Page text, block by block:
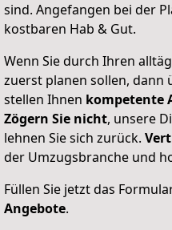
sind. Angefangen bei der
kostbaren Hab & Gut.
Wenn Sie durch Ihren
zuerst planen sollen, dann
stellen Ihnen kompetente
Zögern Sie nicht, unsere
lehnen Sie sich zurück.
der Umzugsbranche und
Füllen Sie jetzt das
Angebote.